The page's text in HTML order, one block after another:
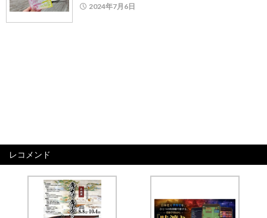
2024年7月6日
レコメンド